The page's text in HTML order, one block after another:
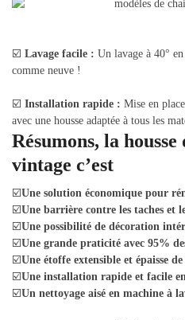
☑️ Lavage facile : Un lavage à 40°
comme neuve !
☑️ Installation rapide : Mise en
avec une housse adaptée à tous les
Résumons, la housse
vintage c’est
☑️Une solution économique pour
☑️Une barrière contre les taches et
☑️Une possibilité de décoration
☑️Une grande praticité avec 95%
☑️Une étoffe extensible et épaisse
☑️Une installation rapide et facile en
☑️Un nettoyage aisé en machine à